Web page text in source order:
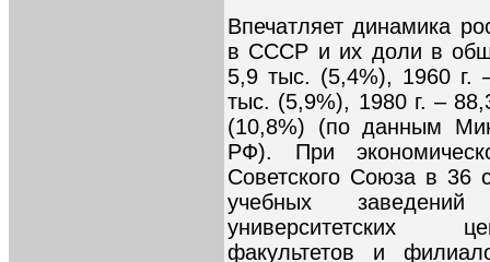
Впечатляет динамика
в СССР и их доли в
5,9 тыс. (5,4%), 1960 г.
тыс. (5,9%), 1980 г. –
(10,8%) (по данным
РФ). При
Советского Союза в 36
учебных заведений
университетских
факультетов и